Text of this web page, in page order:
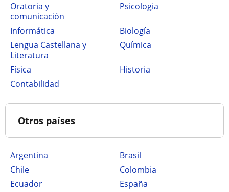
Oratoria y
comunicación
Psicologia
Informática
Biología
Lengua Castellana y
Literatura
Química
Física
Historia
Contabilidad
Otros países
Argentina
Brasil
Chile
Colombia
Ecuador
España